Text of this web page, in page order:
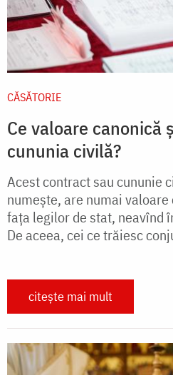
CĂSĂTORIE
Ce valoare canonică
cununia civilă?
Acest contract sau cununie
numeşte, are numai
faţa legilor de stat, neavînd
De aceea, cei ce trăiesc
citește mai mult